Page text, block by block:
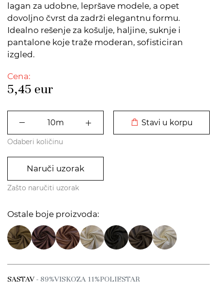
lagan za udobne, lepršave modele, a opet
dovoljno čvrst da zadrži elegantnu formu.
Idealno rešenje za košulje, haljine, suknje i
pantalone koje traže moderan, sofisticiran
izgled.
Cena:
5,45 eur
Stavi u korpu
Odaberi količinu
Naruči uzorak
Zašto naručiti uzorak
Ostale boje proizvoda:
SASTAV- 89%VISKOZA 11%POLIESTAR